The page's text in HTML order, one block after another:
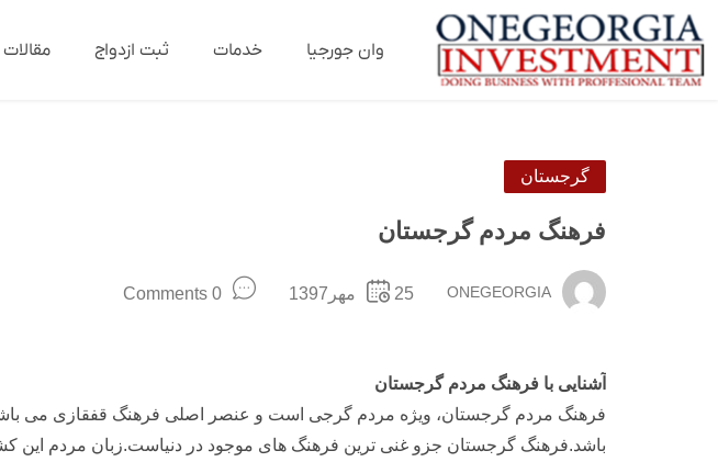
وان جورجیا خدمات ثبت ازدواج مقالات
گرجستان
فرهنگ مردم گرجستان
ONEGEORGIA 25مهر1397 0 Comments
آشنایی با فرهنگ مردم گرجستان
فرهنگ مردم گرجستان، ویژه مردم گرجی است و عنصر اصلی فرهنگ قفقازی می